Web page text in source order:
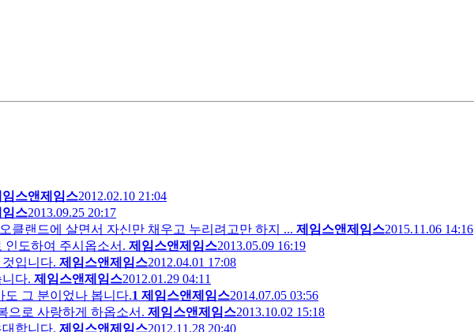
임스앤제임스2012.02.10 21:04
스2013.09.25 20:17
클랜드에 살면서 자신만 채우고 누리려고만 하지 ... 제임스앤제임스2015.11.06 14:16
인도하여 주시옵소서. 제임스앤제임스2013.05.09 16:19
입니다. 제임스앤제임스2012.04.01 17:08
다. 제임스앤제임스2012.01.29 04:11
도 그 분이었나 봅니다.1 제임스앤제임스2014.07.05 03:56
으로 사랑하게 하옵소서. 제임스앤제임스2013.10.02 15:18
합니다. 제임스앤제임스2012.11.28 20:40